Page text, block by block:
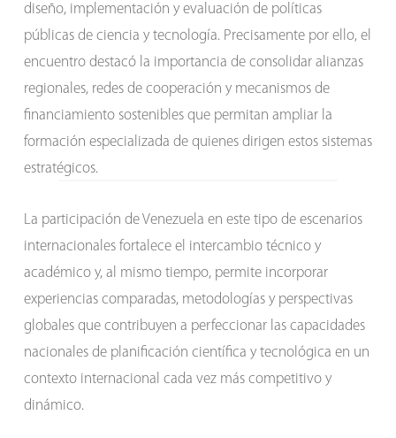
diseño, implementación y evaluación de políticas
públicas de ciencia y tecnología. Precisamente por ello, el
encuentro destacó la importancia de consolidar alianzas
regionales, redes de cooperación y mecanismos de
financiamiento sostenibles que permitan ampliar la
formación especializada de quienes dirigen estos sistemas
estratégicos.
La participación de Venezuela en este tipo de escenarios
internacionales fortalece el intercambio técnico y
académico y, al mismo tiempo, permite incorporar
experiencias comparadas, metodologías y perspectivas
globales que contribuyen a perfeccionar las capacidades
nacionales de planificación científica y tecnológica en un
contexto internacional cada vez más competitivo y
dinámico.